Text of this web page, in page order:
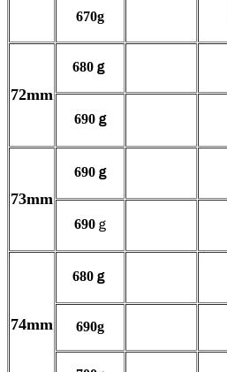
670g
72mm
680ｇ
690ｇ
73mm
690ｇ
690 ｇ
74mm
680ｇ
690g